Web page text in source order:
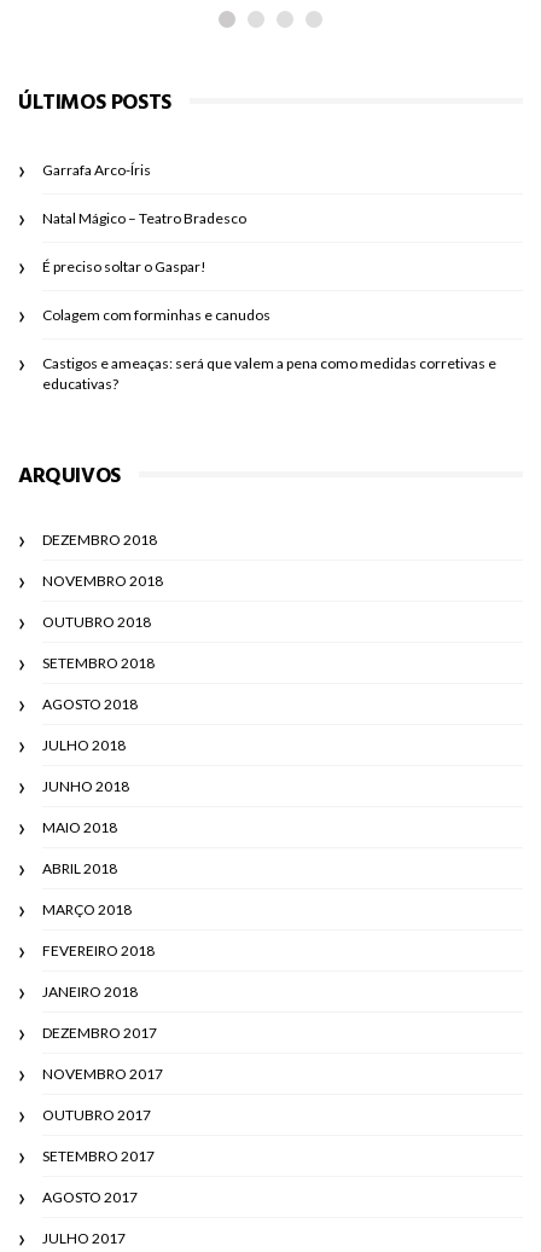
ÚLTIMOS POSTS
Garrafa Arco-Íris
Natal Mágico – Teatro Bradesco
É preciso soltar o Gaspar!
Colagem com forminhas e canudos
Castigos e ameaças: será que valem a pena como medidas corretivas e
educativas?
ARQUIVOS
DEZEMBRO 2018
NOVEMBRO 2018
OUTUBRO 2018
SETEMBRO 2018
AGOSTO 2018
JULHO 2018
JUNHO 2018
MAIO 2018
ABRIL 2018
MARÇO 2018
FEVEREIRO 2018
JANEIRO 2018
DEZEMBRO 2017
NOVEMBRO 2017
OUTUBRO 2017
SETEMBRO 2017
AGOSTO 2017
JULHO 2017